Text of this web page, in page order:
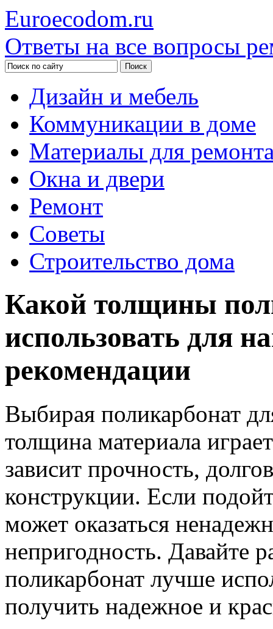
Euroecodom.ru
Ответы на все вопросы
Дизайн и мебель
Коммуникации в доме
Материалы для
Окна и двери
Ремонт
Советы
Строительство дома
Какой толщины
использовать для
рекомендации
Выбирая поликарбонат
толщина материала
зависит прочность,
конструкции. Если
может оказаться
непригодность. Давайте
поликарбонат лучше
получить надежное и